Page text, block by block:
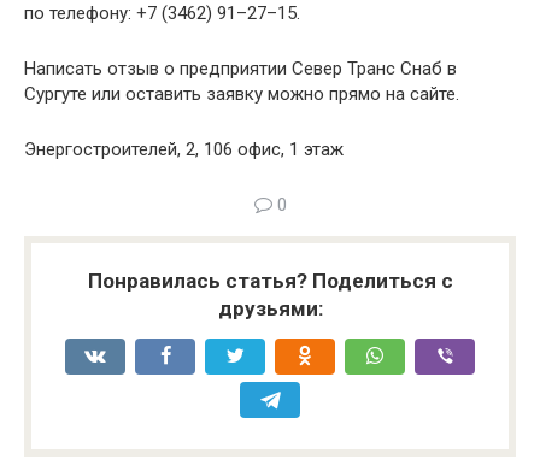
по телефону: +7 (3462) 91–27–15.
Написать отзыв о предприятии Север Транс Снаб в
Сургуте или оставить заявку можно прямо на сайте.
Энергостроителей, 2, 106 офис, 1 этаж
0
Понравилась статья? Поделиться с
друзьями: